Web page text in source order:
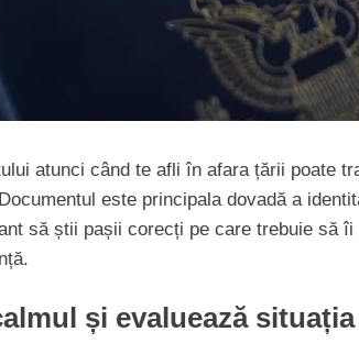
atunci când te afli în afara țării poate
este principala dovadă a
să știi pașii corecți pe care trebuie să
și evaluează situația